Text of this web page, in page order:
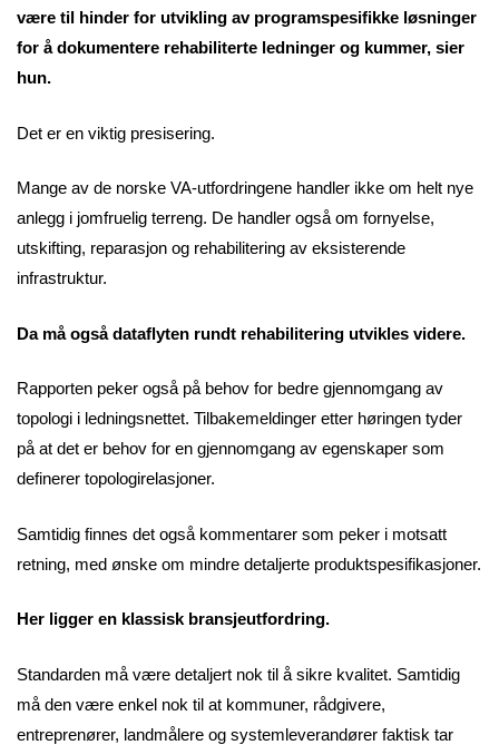
være til hinder for utvikling av programspesifikke løsninger
for å dokumentere rehabiliterte ledninger og kummer, sier
hun.
Det er en viktig presisering.
Mange av de norske VA-utfordringene handler ikke om helt nye
anlegg i jomfruelig terreng. De handler også om fornyelse,
utskifting, reparasjon og rehabilitering av eksisterende
infrastruktur.
Da må også dataflyten rundt rehabilitering utvikles videre.
Rapporten peker også på behov for bedre gjennomgang av
topologi i ledningsnettet. Tilbakemeldinger etter høringen tyder
på at det er behov for en gjennomgang av egenskaper som
definerer topologirelasjoner.
Samtidig finnes det også kommentarer som peker i motsatt
retning, med ønske om mindre detaljerte produktspesifikasjoner.
Her ligger en klassisk bransjeutfordring.
Standarden må være detaljert nok til å sikre kvalitet. Samtidig
må den være enkel nok til at kommuner, rådgivere,
entreprenører, landmålere og systemleverandører faktisk tar